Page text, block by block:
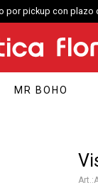
por pickup con plazo
MR BOHO